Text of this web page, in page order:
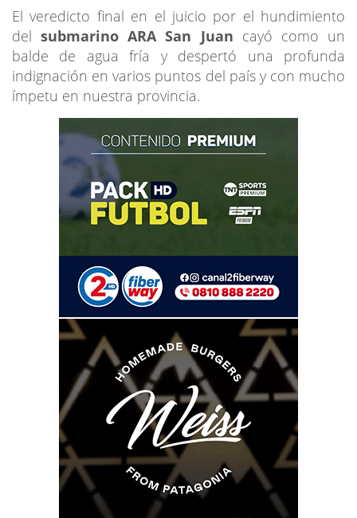
El veredicto final en el juicio por el hundimiento
delsubmarino ARA San Juan cayó como un
balde de agua fría y despertó una profunda
indignación en varios puntos del país y con mucho
ímpetu en nuestra provincia.